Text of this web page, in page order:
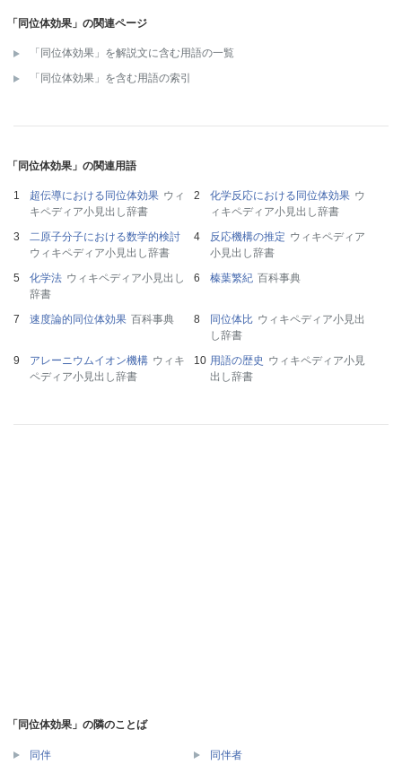
「同位体効果」の関連ページ
「同位体効果」を解説文に含む用語の一覧
「同位体効果」を含む用語の索引
「同位体効果」の関連用語
超伝導における同位体効果 ウィ
キペディア小見出し辞書
化学反応における同位体効果 ウ
ィキペディア小見出し辞書
二原子分子における数学的検討
ウィキペディア小見出し辞書
反応機構の推定 ウィキペディア
小見出し辞書
化学法 ウィキペディア小見出し
辞書
榛葉繁紀 百科事典
速度論的同位体効果 百科事典 同位体比 ウィキペディア小見出
し辞書
アレーニウムイオン機構 ウィキ
ペディア小見出し辞書
用語の歴史 ウィキペディア小見
出し辞書
「同位体効果」の隣のことば
同伴 同伴者